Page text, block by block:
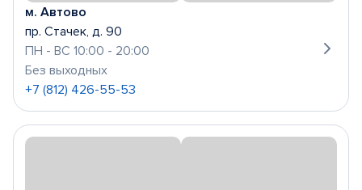
м. Автово
пр. Стачек, д. 90
ПН - ВС 10:00 - 20:00
Без выходных
+7 (812) 426-55-53